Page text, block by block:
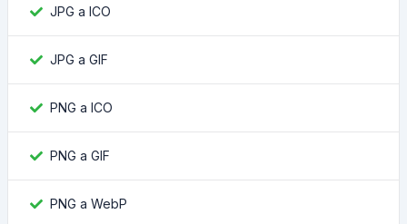
JPG a ICO
JPG a GIF
PNG a ICO
PNG a GIF
PNG a WebP